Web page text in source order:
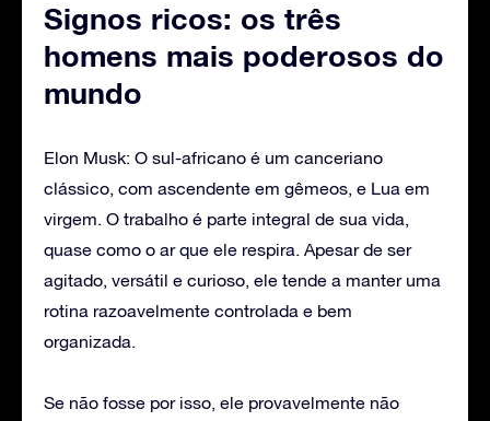
Signos ricos: os três
homens mais poderosos do
mundo
Elon Musk: O sul-africano é um canceriano
clássico, com ascendente em gêmeos, e Lua em
virgem. O trabalho é parte integral de sua vida,
quase como o ar que ele respira. Apesar de ser
agitado, versátil e curioso, ele tende a manter uma
rotina razoavelmente controlada e bem
organizada.
Se não fosse por isso, ele provavelmente não